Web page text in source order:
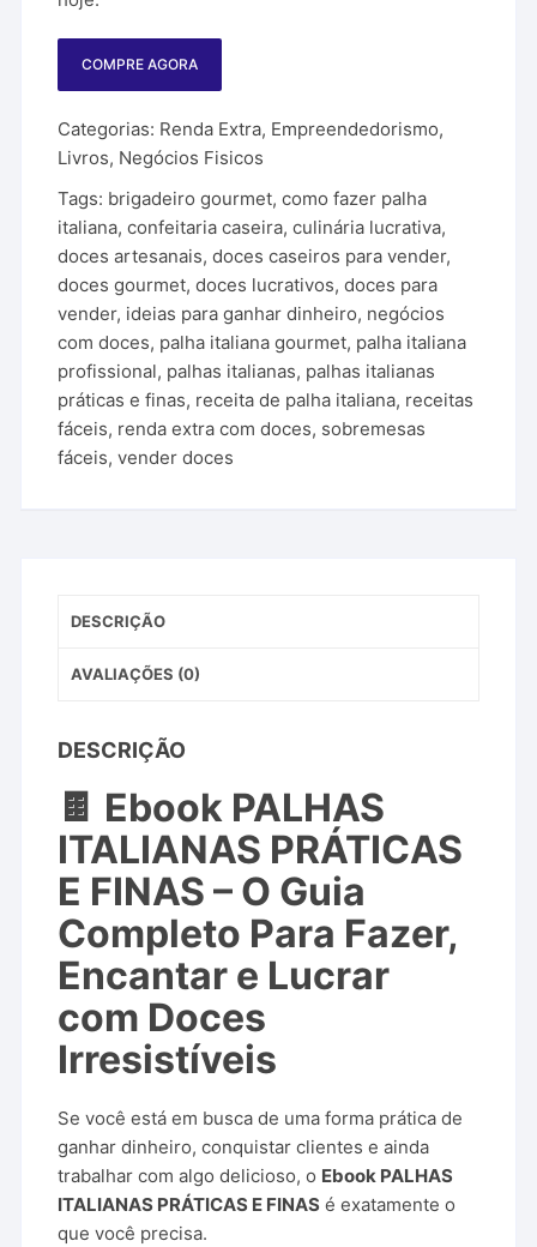
COMPRE AGORA
Categorias: Renda Extra, Empreendedorismo,
Livros, Negócios Fisicos
Tags: brigadeiro gourmet,como fazer palha
italiana,confeitaria caseira,culinária lucrativa,
doces artesanais,doces caseiros para vender,
doces gourmet,doces lucrativos,doces para
vender, ideias para ganhar dinheiro, negócios
com doces, palha italiana gourmet, palha italiana
profissional, palhas italianas, palhas italianas
práticas e finas, receita de palha italiana, receitas
fáceis, renda extra com doces, sobremesas
fáceis,vender doces
DESCRIÇÃO
AVALIAÇÕES (0)
DESCRIÇÃO
🍫 Ebook PALHAS
ITALIANAS PRÁTICAS
E FINAS – O Guia
Completo Para Fazer,
Encantar e Lucrar
com Doces
Irresistíveis
Se você está em busca de uma forma prática de
ganhar dinheiro, conquistar clientes e ainda
trabalhar com algo delicioso, o Ebook PALHAS
ITALIANAS PRÁTICAS E FINAS é exatamente o
que você precisa.